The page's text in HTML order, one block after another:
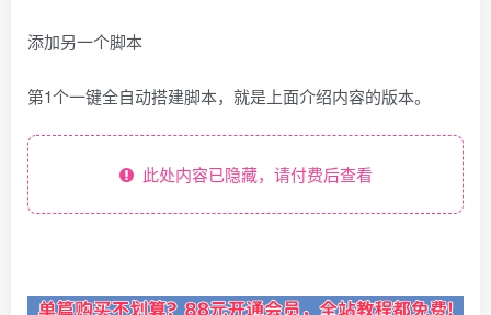
添加另一个脚本
第1个一键全自动搭建脚本，就是上面介绍内容的版本。
此处内容已隐藏，请付费后查看